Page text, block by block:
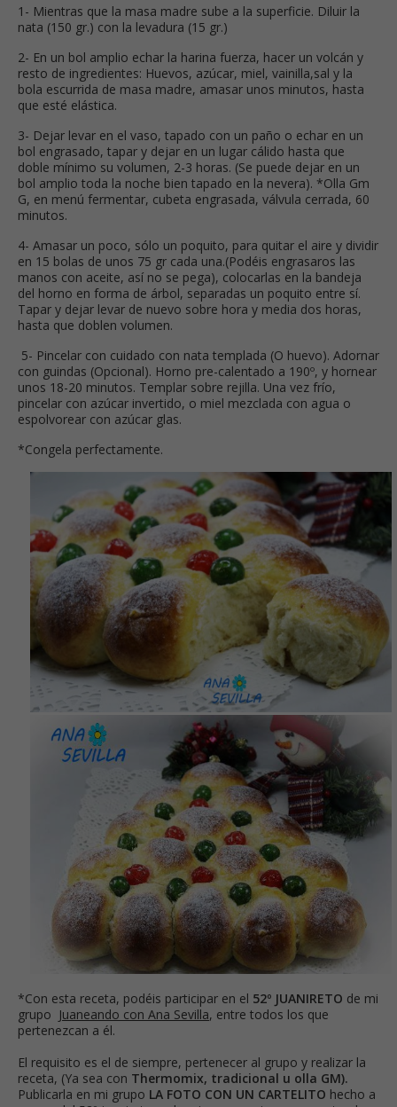
1- Mientras que la masa madre sube a la superficie. Diluir la
nata (150 gr.) con la levadura (15 gr.)
2- En un bol amplio echar la harina fuerza, hacer un volcán y
resto de ingredientes: Huevos, azúcar, miel, vainilla,sal y la
bola escurrida de masa madre, amasar unos minutos, hasta
que esté elástica.
3- Dejar levar en el vaso, tapado con un paño o echar en un
bol engrasado, tapar y dejar en un lugar cálido hasta que
doble mínimo su volumen, 2-3 horas. (Se puede dejar en un
bol amplio toda la noche bien tapado en la nevera). *Olla Gm
G, en menú fermentar, cubeta engrasada, válvula cerrada, 60
minutos.
4- Amasar un poco, sólo un poquito, para quitar el aire y dividir
en 15 bolas de unos 75 gr cada una.(Podéis engrasaros las
manos con aceite, así no se pega), colocarlas en la bandeja
del horno en forma de árbol, separadas un poquito entre sí.
Tapar y dejar levar de nuevo sobre hora y media dos horas,
hasta que doblen volumen.
5- Pincelar con cuidado con nata templada (O huevo). Adornar
con guindas (Opcional). Horno pre-calentado a 190º, y hornear
unos 18-20 minutos. Templar sobre rejilla. Una vez frío,
pincelar con azúcar invertido, o miel mezclada con agua o
espolvorear con azúcar glas.
*Congela perfectamente.
*Con esta receta, podéis participar en el 52º JUANIRETO de mi
grupo Juaneando con Ana Sevilla, entre todos los que
pertenezcan a él.
El requisito es el de siempre, pertenecer al grupo y realizar la
receta, (Ya sea con Thermomix, tradicional u olla GM).
Publicarla en mi grupo LA FOTO CON UN CARTELITO hecho a